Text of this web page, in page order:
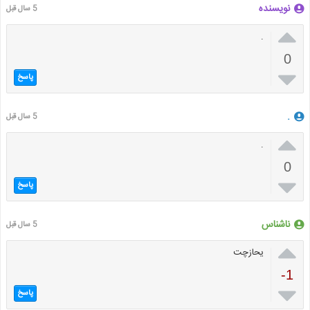
نویسنده 5 سال قبل

0

.
پاسخ
. 5 سال قبل

0

.
پاسخ
ناشناس 5 سال قبل

-1

یحازچت
پاسخ